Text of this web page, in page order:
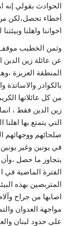
الحوادث بقولي
أخطاء تحصل،لكن من
اخواننا واهلنا
وثمن الخطيب
عن عائلة زين
المنطقة العزيزة
بالكوادر والاساتذة
من كل عائلاتها
زين الدين فقط ،
التي يتمتع بها
صلحائهم ووجهائهم
في يونين وغير يونين
يتجاوز ما حصل
الفترة الماضية في
المتربصين بهذه
اصابها من جراح
مواجهة العدوان
على حدود لبنان